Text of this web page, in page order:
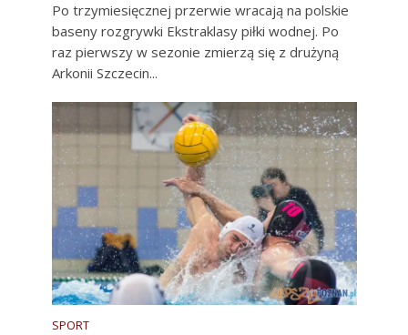
Po trzymiesięcznej przerwie wracają na polskie
baseny rozgrywki Ekstraklasy piłki wodnej. Po
raz pierwszy w sezonie zmierzą się z drużyną
Arkonii Szczecin...
SPORT